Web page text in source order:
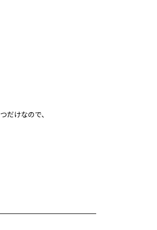
だけなので、